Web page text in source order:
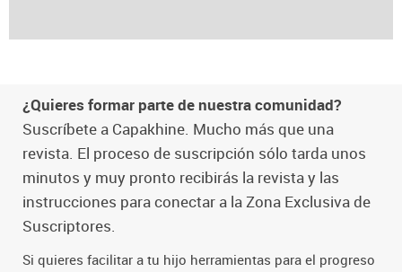
¿Quieres formar parte de nuestra comunidad?
Suscríbete a Capakhine. Mucho más que una
revista. El proceso de suscripción sólo tarda unos
minutos y muy pronto recibirás la revista y las
instrucciones para conectar a la Zona Exclusiva de
Suscriptores.
Si quieres facilitar a tu hijo herramientas para el progreso